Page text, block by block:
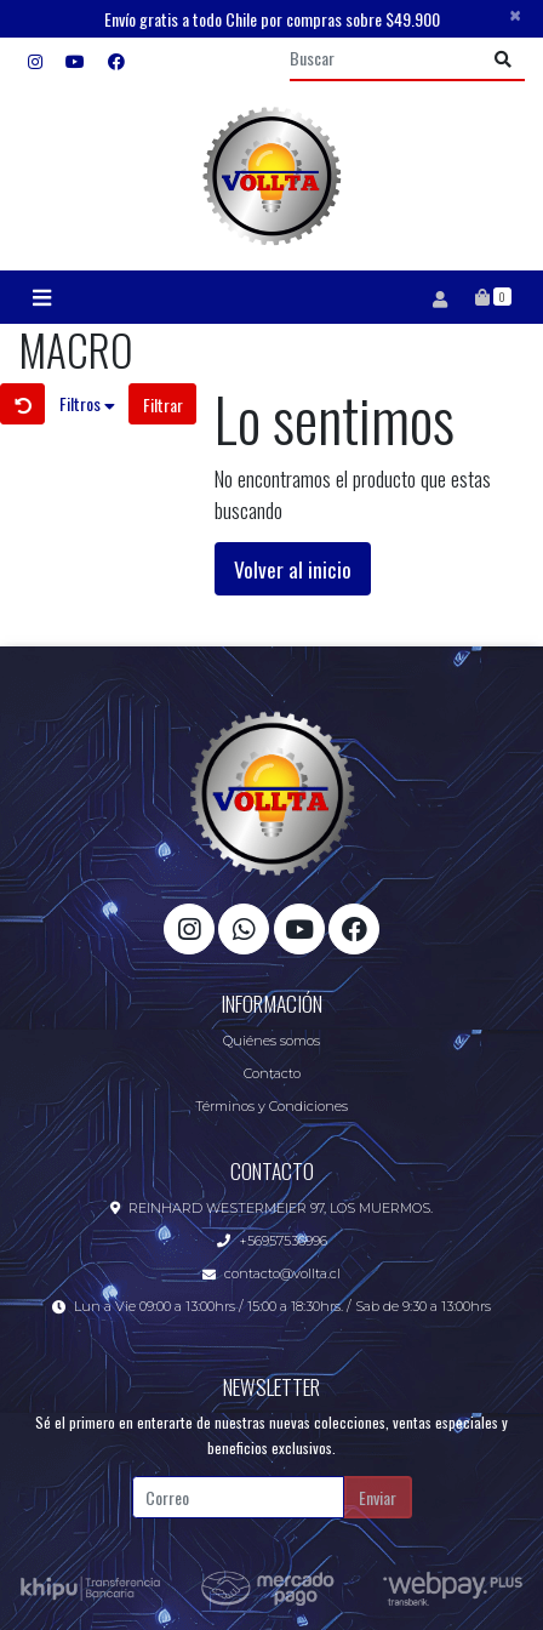
Envío gratis a todo Chile por compras sobre $49.900 ×
0
MACRO
Filtros Filtrar Lo sentimos
No encontramos el producto que estas
buscando
Volver al inicio
INFORMACIÓN
Quiénes somos
Contacto
Términos y Condiciones
CONTACTO
REINHARD WESTERMEIER 97, LOS MUERMOS.
+56957536996
contacto@vollta.cl
Lun a Vie 09:00 a 13:00hrs / 15:00 a 18:30hrs. / Sab de 9:30 a 13:00hrs
NEWSLETTER
Sé el primero en enterarte de nuestras nuevas colecciones, ventas especiales y
beneficios exclusivos.
Enviar